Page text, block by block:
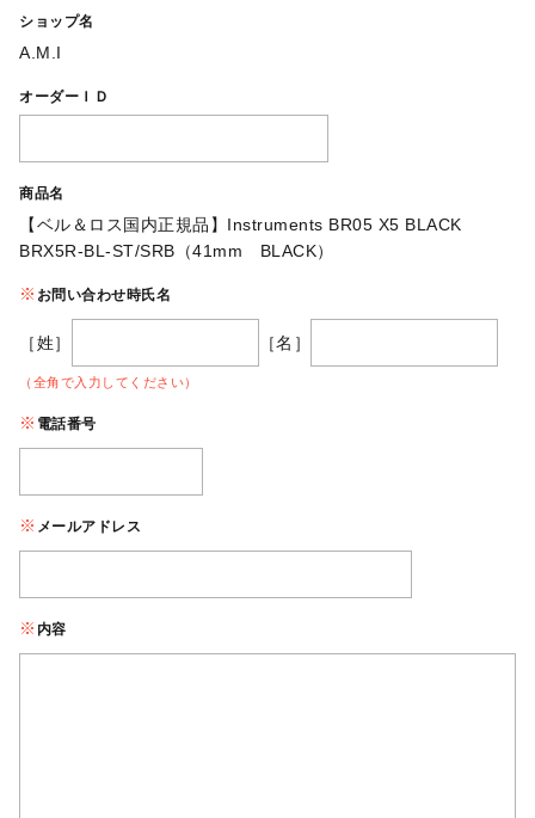
ショップ名
A.M.I
オーダーＩＤ
商品名
【ベル＆ロス国内正規品】Instruments BR05 X5 BLACK
BRX5R-BL-ST/SRB（41mm BLACK）
お問い合わせ時氏名
［姓］ ［名］
（全角で入力してください）
電話番号
メールアドレス
内容